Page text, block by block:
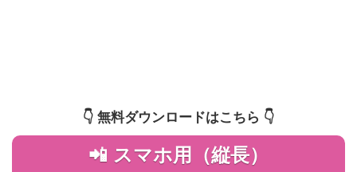
👇️ 無料ダウンロードはこちら 👇️
📲 スマホ用（縦長）